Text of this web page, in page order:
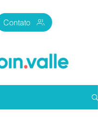
Contato